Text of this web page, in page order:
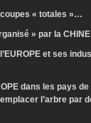
« totales »…
» par la
et ses
dans les pays
l’arbre par